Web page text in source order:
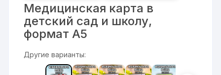
Медицинская карта в
детский сад и школу,
формат А5
Другие варианты: